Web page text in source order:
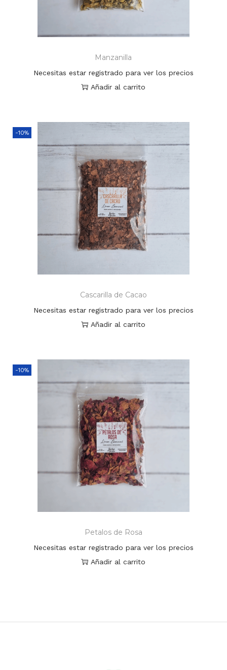
Manzanilla
Necesitas estar registrado para ver los precios
Añadir al carrito
-10%
Cascarilla de Cacao
Necesitas estar registrado para ver los precios
Añadir al carrito
-10%
Petalos de Rosa
Necesitas estar registrado para ver los precios
Añadir al carrito